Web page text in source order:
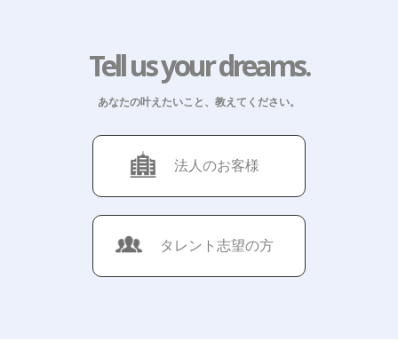
Tell us your dreams.
あなたの叶えたいこと、教えてください。
法人のお客様
タレント志望の方